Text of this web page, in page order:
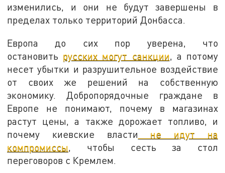
изменились, и они не будут завершены в
пределах только территорий Донбасса.
Европа до сих пор уверена, что
остановить русских могут санкции , а потому
несет убытки и разрушительное воздействие
от своих же решений на собственную
экономику. Добропорядочные граждане в
Европе не понимают, почему в магазинах
растут цены, а также дорожает топливо, и
почему киевские власти не идут на
компромиссы , чтобы сесть за стол
переговоров с Кремлем.